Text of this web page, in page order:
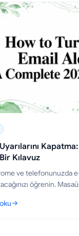
Kılavuz
ve telefonunuzda e-
öğrenin.
Kapatma: